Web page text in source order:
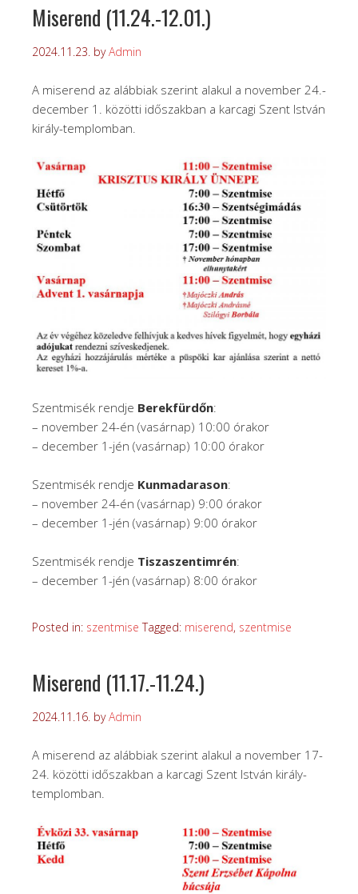
Miserend (11.24.-12.01.)
2024.11.23. byAdmin
A miserend az alábbiak szerint alakul a november 24.-
december 1. közötti időszakban a karcagi Szent István
király-templomban.
Szentmisék rendje Berekfürdőn:
– november 24-én (vasárnap) 10:00 órakor
– december 1-jén (vasárnap) 10:00 órakor
Szentmisék rendje Kunmadarason:
– november 24-én (vasárnap) 9:00 órakor
– december 1-jén (vasárnap) 9:00 órakor
Szentmisék rendje Tiszaszentimrén:
– december 1-jén (vasárnap) 8:00 órakor
Posted in: szentmise Tagged: miserend, szentmise
Miserend (11.17.-11.24.)
2024.11.16. byAdmin
A miserend az alábbiak szerint alakul a november 17-
24. közötti időszakban a karcagi Szent István király-
templomban.